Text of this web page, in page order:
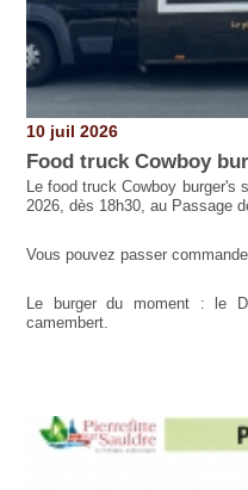
10 juil 2026
Food truck Cowboy
Le food truck Cowboy burger's
2026, dès 18h30, au Passage
Vous pouvez passer
Le burger du moment : le
camembert.